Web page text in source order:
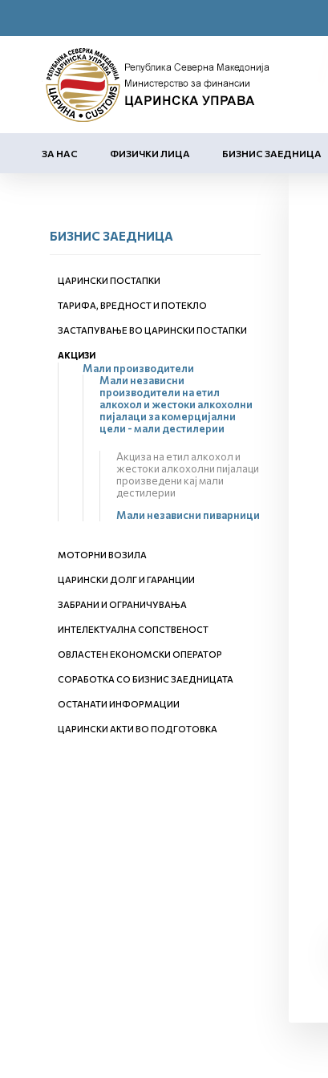
ЗА НАС ФИЗИЧКИ ЛИЦА БИЗНИС ЗАЕДНИЦА
БИЗНИС ЗАЕДНИЦА
ЦАРИНСКИ ПОСТАПКИ
ТАРИФА, ВРЕДНОСТ И ПОТЕКЛО
ЗАСТАПУВАЊЕ ВО ЦАРИНСКИ ПОСТАПКИ
АКЦИЗИ
Мали производители
Мали независни
производители на етил
алкохол и жестоки алкохолни
пијалаци за комерцијални
цели - мали дестилерии
Акциза на етил алкохол и
жестоки алкохолни пијалаци
произведени кај мали
дестилерии
Мали независни пиварници
МОТОРНИ ВОЗИЛА
ЦАРИНСКИ ДОЛГ И ГАРАНЦИИ
ЗАБРАНИ И ОГРАНИЧУВАЊА
ИНТЕЛЕКТУАЛНА СОПСТВЕНОСТ
ОВЛАСТЕН ЕКОНОМСКИ ОПЕРАТОР
СОРАБОТКА СО БИЗНИС ЗАЕДНИЦАТА
ОСТАНАТИ ИНФОРМАЦИИ
ЦАРИНСКИ АКТИ ВО ПОДГОТОВКА